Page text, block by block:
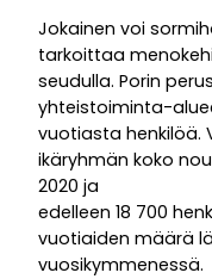
Jokainen voi
tarkoittaa
seudulla. Porin
yhteistoiminta-
vuotiasta henkilöä.
ikäryhmän koko
2020 ja
edelleen 18 700
vuotiaiden määrä
vuosikymmenessä.